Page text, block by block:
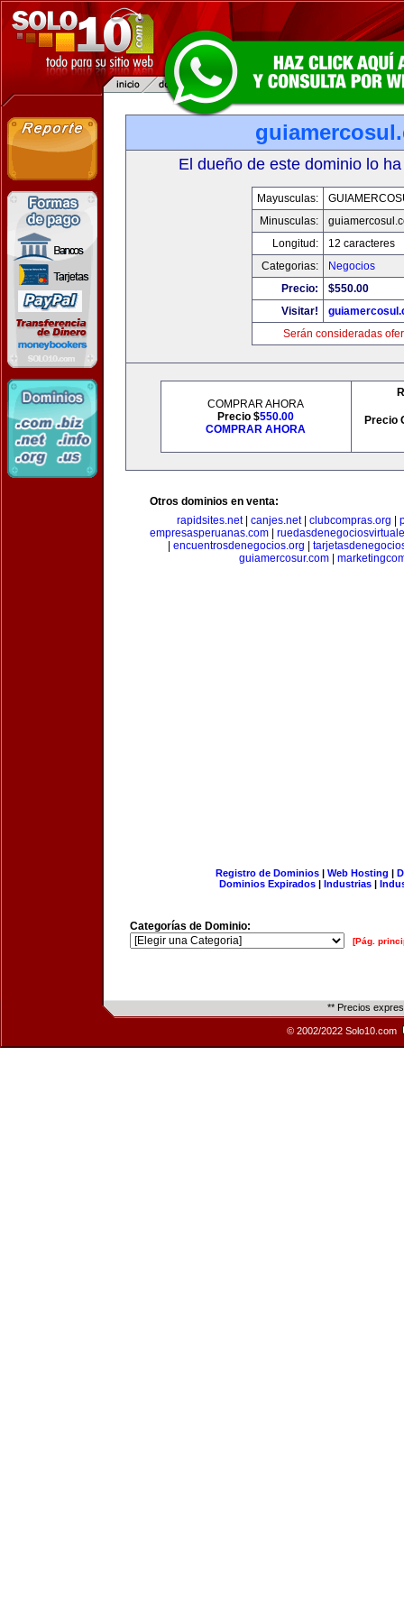
El dueño de este dominio lo
Mayusculas:
Minusculas:
Longitud:
12 caracteres
Categorias:
Negocios
Precio:
$550.00
Visitar!
Serán consideradas
COMPRAR AHORA
Precio $550.00
COMPRAR AHORA
Precio
Otros dominios en venta:
rapidsites.net| canjes.net| clubcompras.org
empresasperuanas.com
encuentrosdenegocios.org
guiamercosur.com
Registro de Dominios| Web Hosting |
Dominios Expirados | Industrias |
Categorías de Dominio:
[Pág.
** Precios
© 2002/2022 Solo10.com